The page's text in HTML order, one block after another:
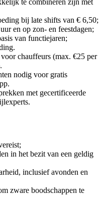
bij late shifts van € 6,50;
en op zon- en feestdagen;
van functiejaren;
chauffeurs (max. €25 per
nodig voor gratis
met gecertificeerde
in het bezit van een geldig
inclusief avonden en
zware boodschappen te